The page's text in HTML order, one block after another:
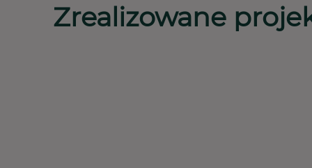
Zrealizowane